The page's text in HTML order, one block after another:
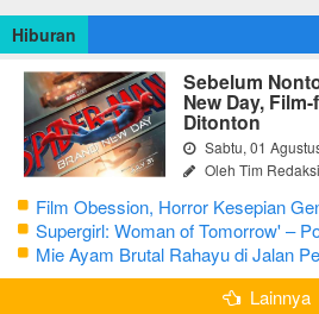
Hiburan
Sebelum
New Day,
Ditonton
Sabtu, 01
Oleh Tim Redaksi
Film Obession, Horror Kesepian
Supergirl: Woman of Tomorrow' –
dalam Narasi Generik
Mie Ayam Brutal Rahayu di Jalan
Kuliner dengan Banyak Pilihan Menu
Lainnya